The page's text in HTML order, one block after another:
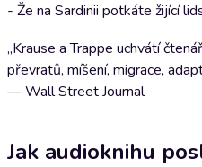
- Že na Sardinii potkáte žijící
„Krause a Trappe uchvátí
převratů, míšení, migrace,
— Wall Street Journal
Jak audioknihu